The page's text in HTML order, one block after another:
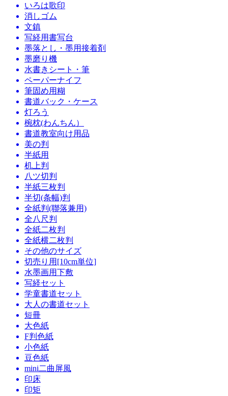
いろは歌印
消しゴム
文鎮
写経用書写台
墨落とし・墨用接着剤
墨磨り機
水書きシート・筆
ペーパーナイフ
筆固め用糊
書道バック・ケース
灯ろう
椀枕(わんちん）
書道教室向け用品
美の判
半紙用
机上判
八ツ切判
半紙三枚判
半切(条幅)判
全紙判(聯落兼用)
全八尺判
全紙二枚判
全紙横二枚判
その他のサイズ
切売り用[10cm単位]
水墨画用下敷
写経セット
学童書道セット
大人の書道セット
短冊
大色紙
F判色紙
小色紙
豆色紙
mini二曲屏風
印床
印矩